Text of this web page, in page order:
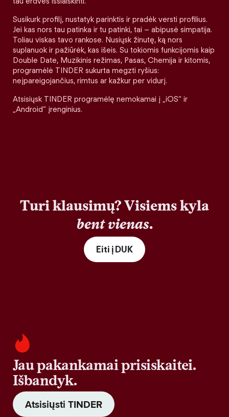
Susikurk profilį, nustatyk parinktis ir pradėk versti profilius.
Jei kas nors tau patinka ir tu patinki, tai – abipusė simpatija.
Toliau viskas tavo rankose. Nusiųsk žinutę, ką nors
suplanuok ir pažiūrėk, kas išeis. Su tokiomis funkcijomis kaip
Double Date, Muzikinis režimas, Pasas, Chemija ir kitomis,
programėlė TINDER sukurta megzti ryšius:
neįpareigojančius, rimtus ar kažkur per vidurį.
Atsisiųsk TINDER programėlę nemokamai į „iOS“ ir
„Android“ įrenginius.
Turi klausimų? Visiems kyla
bent vienas.
Eiti į DUK
Jau pakankamai prisiskaitei.
Išbandyk.
Atsisiųsti TINDER